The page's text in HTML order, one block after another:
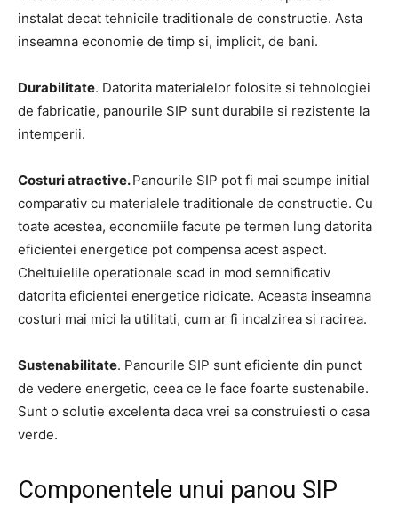
instalat decat tehnicile traditionale de constructie. Asta
inseamna economie de timp si, implicit, de bani.
Durabilitate. Datorita materialelor folosite si tehnologiei
de fabricatie, panourile SIP sunt durabile si rezistente la
intemperii.
Costuri atractive.Panourile SIP pot fi mai scumpe initial
comparativ cu materialele traditionale de constructie. Cu
toate acestea, economiile facute pe termen lung datorita
eficientei energetice pot compensa acest aspect.
Cheltuielile operationale scad in mod semnificativ
datorita eficientei energetice ridicate. Aceasta inseamna
costuri mai mici la utilitati, cum ar fi incalzirea si racirea.
Sustenabilitate. Panourile SIP sunt eficiente din punct
de vedere energetic, ceea ce le face foarte sustenabile.
Sunt o solutie excelenta daca vrei sa construiesti o casa
verde.
Componentele unui panou SIP